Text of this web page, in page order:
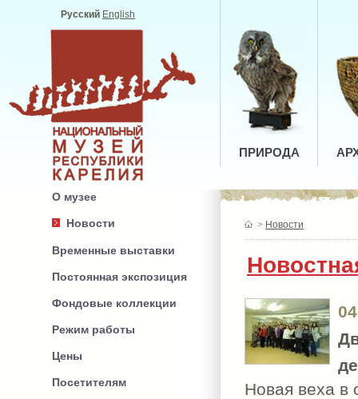
Русский English
ПРИРОДА
О музее
Новости
Временные выставки
Постоянная экспозиция
Фондовые коллекции
Режим работы
Цены
Посетителям
> Новости
Новая веха в